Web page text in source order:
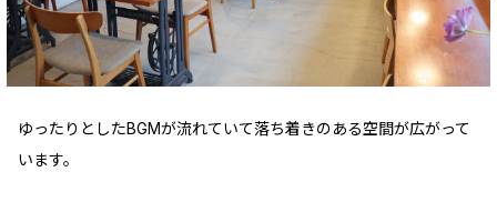
ゆったりとしたBGMが流れていて落ち着きのある空間が広がって
います。